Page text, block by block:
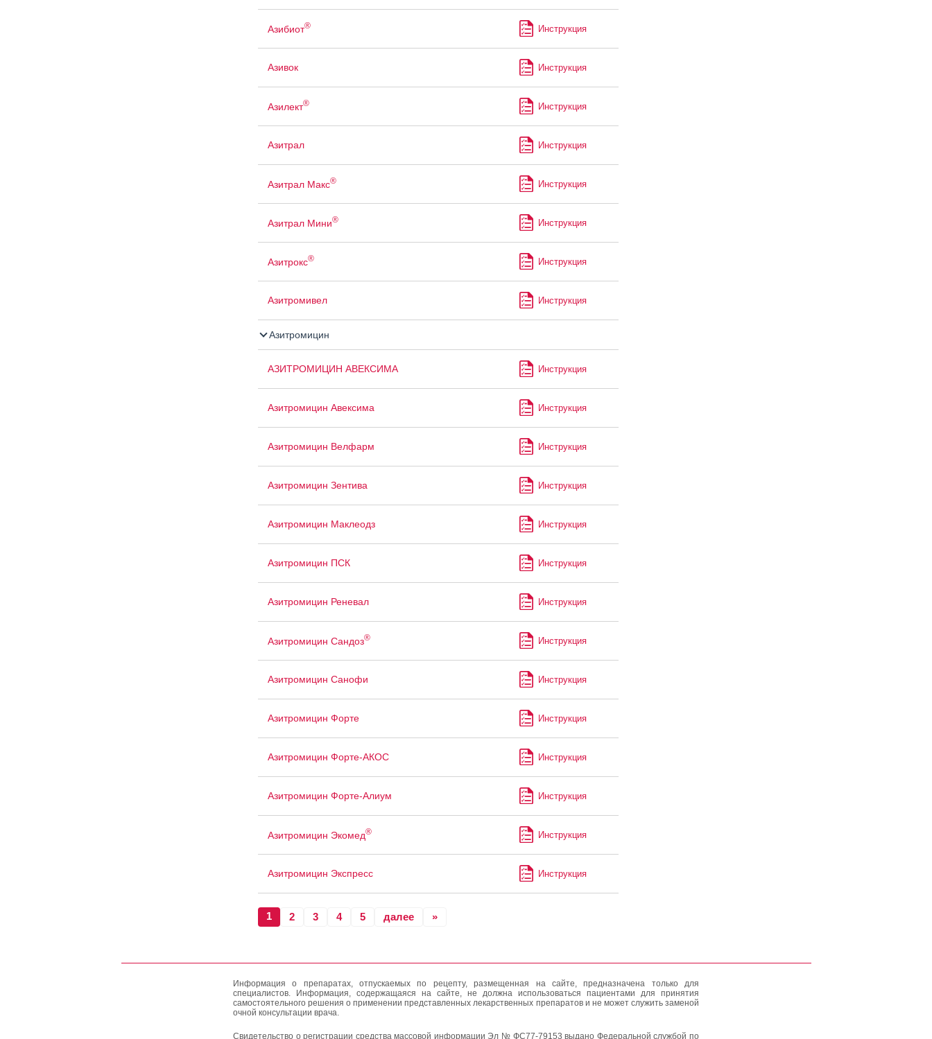
Азибиот® Инструкция
Азивок Инструкция
Азилект® Инструкция
Азитрал Инструкция
Азитрал Макс® Инструкция
Азитрал Мини® Инструкция
Азитрокс® Инструкция
Азитромивел Инструкция
Азитромицин
АЗИТРОМИЦИН АВЕКСИМА Инструкция
Азитромицин Авексима Инструкция
Азитромицин Велфарм Инструкция
Азитромицин Зентива Инструкция
Азитромицин Маклеодз Инструкция
Азитромицин ПСК Инструкция
Азитромицин Реневал Инструкция
Азитромицин Сандоз® Инструкция
Азитромицин Санофи Инструкция
Азитромицин Форте Инструкция
Азитромицин Форте-АКОС Инструкция
Азитромицин Форте-Алиум Инструкция
Азитромицин Экомед® Инструкция
Азитромицин Экспресс Инструкция
1 2 3 4 5 далее »
Информация о препаратах, отпускаемых по рецепту, размещенная на сайте, предназначена только для
специалистов. Информация, содержащаяся на сайте, не должна использоваться пациентами для принятия
самостоятельного решения о применении представленных лекарственных препаратов и не может служить заменой
очной консультации врача.
Свидетельство о регистрации средства массовой информации Эл № ФС77-79153 выдано Федеральной службой по